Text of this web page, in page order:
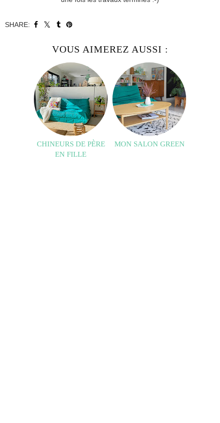
SHARE:
VOUS AIMEREZ AUSSI :
CHINEURS DE PÈRE
EN FILLE
MON SALON GREEN